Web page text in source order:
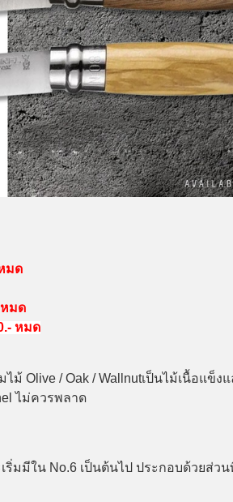
มด
หมด
หมด
ไม้ Olive / Oak / Wallnutเป็นไม้เนื้อแ
ไม่ควรพลาด
ริ่มมีใน No.6 เป็นต้นไป ประกอบด้วยส่ว